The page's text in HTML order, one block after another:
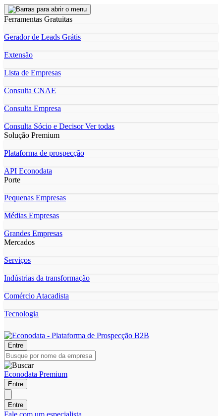
Ferramentas Gratuitas
Gerador de Leads Grátis
Extensão
Lista de Empresas
Consulta CNAE
Consulta Empresa
Consulta Sócio e DecisorVer todas
Solução Premium
Plataforma de prospecção
API Econodata
Porte
Pequenas Empresas
Médias Empresas
Grandes Empresas
Mercados
Serviços
Indústrias da transformação
Comércio Atacadista
Tecnologia
Entre
Econodata Premium
Entre
Entre
Fale com um especialista